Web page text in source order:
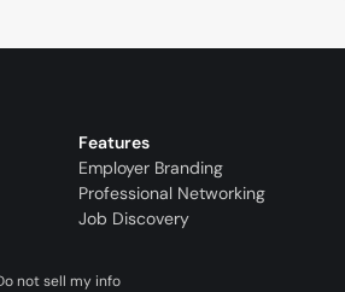
Features
Employer Branding
Professional Networking
Job Discovery
not sell my info